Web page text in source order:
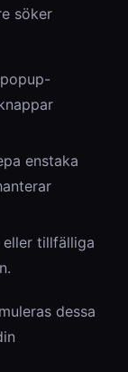
söker
enstaka
eller tillfälliga
dessa